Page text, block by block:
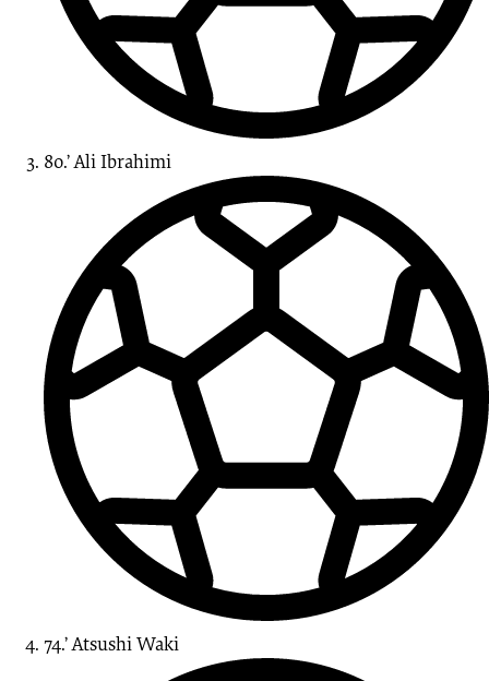
80.’AliIbrahimi
74.’AtsushiWaki